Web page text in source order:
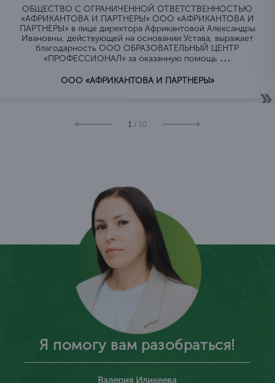
ОБЩЕСТВО C ОГРАНИЧЕННОЙ ОТВЕТСТВЕННОСТЬЮ
«АФРИКАНТОВА И ПАРТНЕРЫ» ООО «АФРИКАНТОВА И
ПАРТНЕРЫ» в лице директора Африкантовой Александры
Ивановны, действующей на основании Устава, выражает
благодарность ООО ОБРАЗОВАТЕЛЬНЫЙ ЦЕНТР
«ПРОФЕССИОНАЛ» за оказанную помощь ...
ООО «АФРИКАНТОВА И ПАРТНЕРЫ»
1 / 10
Я помогу вам разобраться!
Валерия Иликеева